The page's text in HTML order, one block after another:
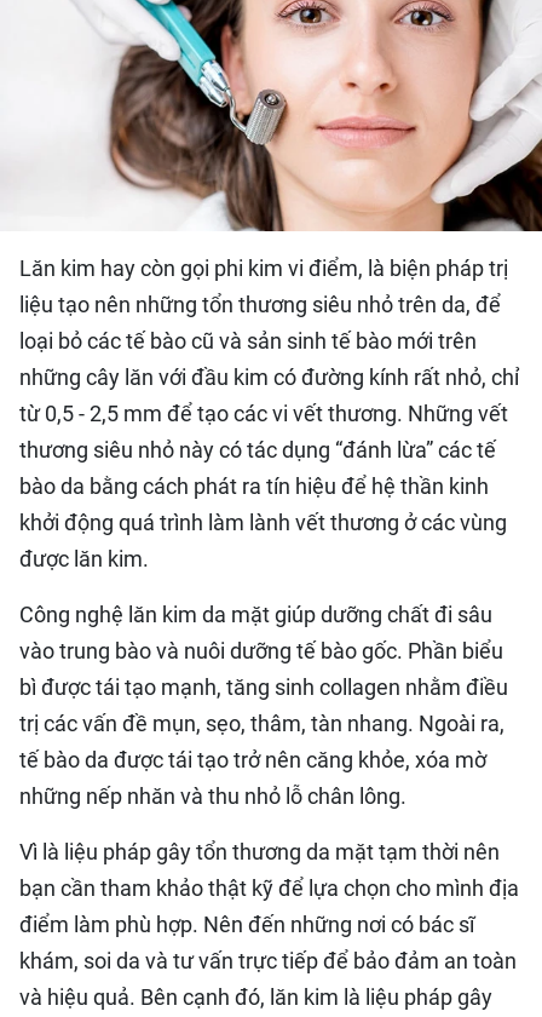
QUỐC TẾ
HỒ SƠ - TƯ LIỆU
NHÂN DÂN ĐIỆN TỬ
NHÂN DÂN HẰNG THÁNG
NHÂN DÂN CUỐI TUẦN
Lăn kim hay còn gọi phi kim vi điểm, là biện pháp trị
liệu tạo nên những tổn thương siêu nhỏ trên da, để
loại bỏ các tế bào cũ và sản sinh tế bào mới trên
những cây lăn với đầu kim có đường kính rất nhỏ, chỉ
từ 0,5 - 2,5 mm để tạo các vi vết thương. Những vết
thương siêu nhỏ này có tác dụng “đánh lừa” các tế
bào da bằng cách phát ra tín hiệu để hệ thần kinh
khởi động quá trình làm lành vết thương ở các vùng
được lăn kim.
Công nghệ lăn kim da mặt giúp dưỡng chất đi sâu
vào trung bào và nuôi dưỡng tế bào gốc. Phần biểu
bì được tái tạo mạnh, tăng sinh collagen nhằm điều
trị các vấn đề mụn, sẹo, thâm, tàn nhang. Ngoài ra,
tế bào da được tái tạo trở nên căng khỏe, xóa mờ
những nếp nhăn và thu nhỏ lỗ chân lông.
Vì là liệu pháp gây tổn thương da mặt tạm thời nên
bạn cần tham khảo thật kỹ để lựa chọn cho mình địa
điểm làm phù hợp. Nên đến những nơi có bác sĩ
khám, soi da và tư vấn trực tiếp để bảo đảm an toàn
và hiệu quả. Bên cạnh đó, lăn kim là liệu pháp gây